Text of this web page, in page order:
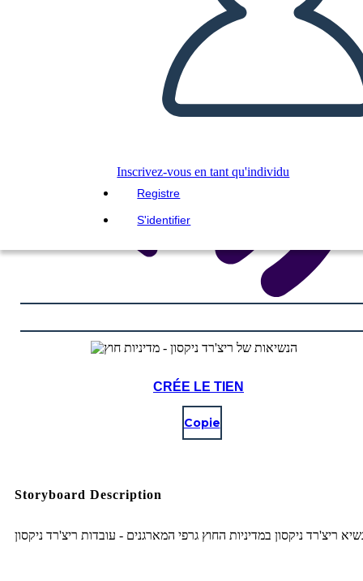
Inscrivez-vous en tant qu'individu
Registre
S'identifier
CRÉE LE TIEN
Copie
Storyboard Description
ריצ'רד ניקסון במדיניות החוץ גרפי המארגנים - עובדות ריצ'רד ניקסון